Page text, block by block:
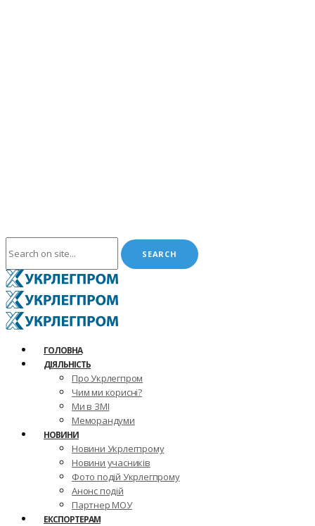
ГОЛОВНА
ДІЯЛЬНІСТЬ
Про Укрлегпром
Чим ми корисні?
Ми в ЗМІ
Меморандуми
НОВИНИ
Новини Укрлегпрому
Новини учасників
Фото подій Укрлегпрому
Анонс подій
Партнер МОУ
ЕКСПОРТЕРАМ